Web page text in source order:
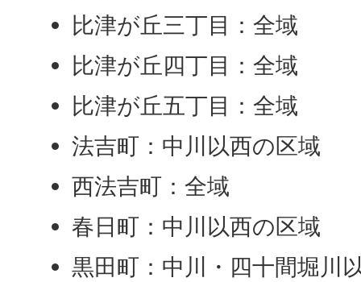
比津が丘三丁目：全域
比津が丘四丁目：全域
比津が丘五丁目：全域
法吉町：中川以西の区域
西法吉町：全域
春日町：中川以西の区域
黒田町：中川・四十間堀川